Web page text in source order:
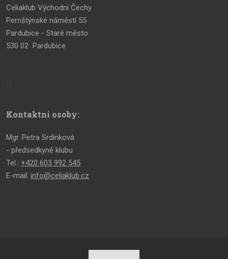
Celiaklub Východní Čechy
Pernštýnské náměstí 55
Pardubice - Staré město
530 02 Pardubice
Kontaktní osoby:
Mgr. Petra Srdínková
- předsedkyně klubu
Tel.: +420 603 992 545
E-mail: info@celiaklub.cz